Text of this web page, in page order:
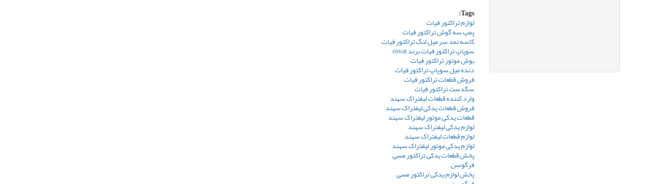
Tags:
لوازم تراکتور فیات
پمپ سه گوش تراکتور فیات
کاسه نمد سر میل لنگ تراکتور فیات
سوپاپ تراکتور فیات برند osvat
بوش موتور تراکتور فیات
دنده میل سوپاپ تراکتور فیات
فروش قطعات تراکتور فیات
سگدست تراکتور فیات
وارد کننده قطعات لیفتراک سهند
فروش قطعات یدکی لیفتراک سهند
قطعات یدکی موتور لیفتراک سهند
لوازم یدکی لیفتراک سهند
لوازم قطعات لیفتراک سهند
لوازم یدکی موتور لیفتراک سهند
پخش قطعات یدکی تراکتور مسی
فرگوسن
پخش لوازم یدکی تراکتور مسی